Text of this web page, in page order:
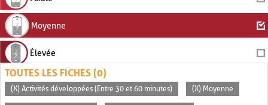
Moyenne
Élevée
TOUTES LES FICHES (0)
(X) Activités développées (Entre 30 et 60 minutes) (X) Moyenne